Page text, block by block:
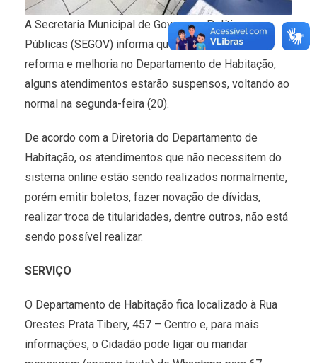
A Secretaria Municipal de Governo e Políticas
Públicas (SEGOV) informa que devido obras de
reforma e melhoria no Departamento de Habitação,
alguns atendimentos estarão suspensos, voltando ao
normal na segunda-feira (20).
De acordo com a Diretoria do Departamento de
Habitação, os atendimentos que não necessitem do
sistema online estão sendo realizados normalmente,
porém emitir boletos, fazer novação de dívidas,
realizar troca de titularidades, dentre outros, não está
sendo possível realizar.
SERVIÇO
O Departamento de Habitação fica localizado à Rua
Orestes Prata Tibery, 457 – Centro e, para mais
informações, o Cidadão pode ligar ou mandar